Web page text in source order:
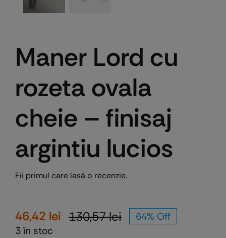
Maner Lord cu
rozeta ovala
cheie – finisaj
argintiu lucios
Fii primul care lasă o recenzie.
130,57leiPrețul
46,42 lei
Prețul64% Off
3 în stoc